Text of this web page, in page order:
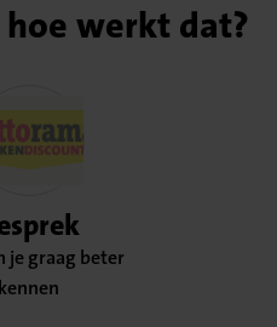
werkt dat?
je graag beter
kennen